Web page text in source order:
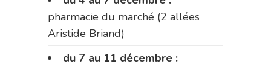
pharmacie du marché (2 allées
Aristide Briand)
du 7 au 11 décembre :